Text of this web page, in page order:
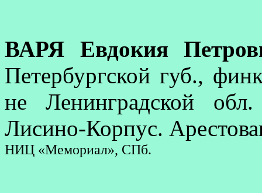
ВАРЯ Евдокия
Петербургской губ.,
не Ленинградской
Лисино-Корпус.
НИЦ «Мемориал», СПб.